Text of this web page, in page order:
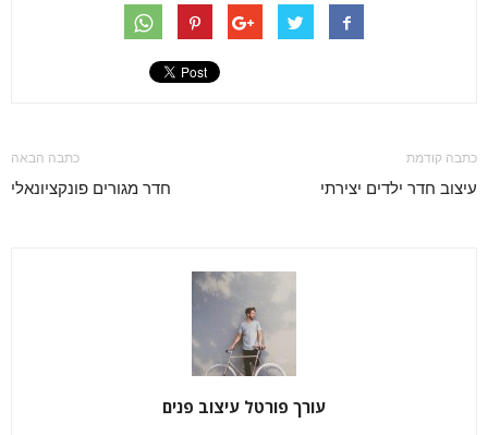
כתבה קודמת
עיצוב חדר ילדים יצירתי
כתבה הבאה
חדר מגורים פונקציונאלי
עורך פורטל עיצוב פנים